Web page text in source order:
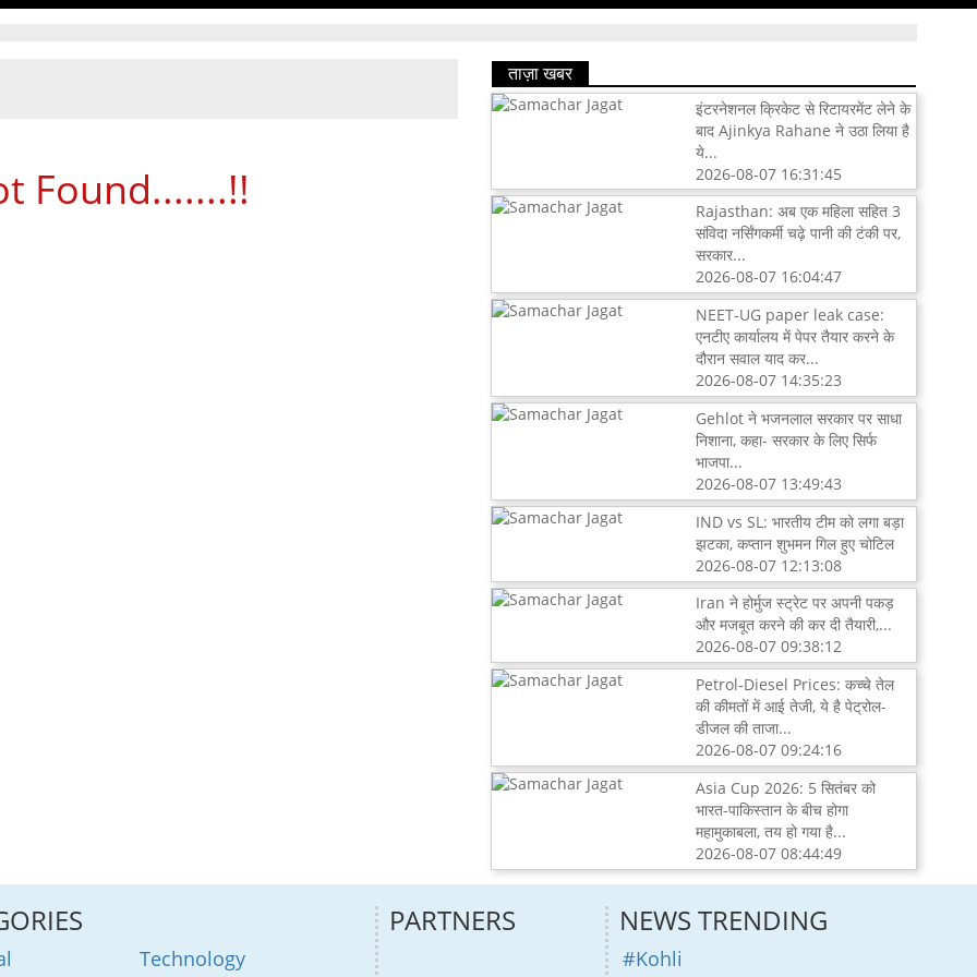
Found.......!!
ताज़ा खबर
इंटरनेशनल क्रिकेट से रिटायरमेंट लेने के
बाद Ajinkya Rahane ने उठा लिया है
ये...
2026-08-07 16:31:45
Rajasthan: अब एक महिला सहित 3
संविदा नर्सिंगकर्मी चढ़े पानी की टंकी पर,
सरकार...
2026-08-07 16:04:47
NEET-UG paper leak case:
एनटीए कार्यालय में पेपर तैयार करने के
दौरान सवाल याद कर...
2026-08-07 14:35:23
Gehlot ने भजनलाल सरकार पर साधा
निशाना, कहा- सरकार के लिए सिर्फ
भाजपा...
2026-08-07 13:49:43
IND vs SL: भारतीय टीम को लगा बड़ा
झटका, कप्तान शुभमन गिल हुए चोटिल
2026-08-07 12:13:08
Iran ने होर्मुज स्ट्रेट पर अपनी पकड़
और मजबूत करने की कर दी तैयारी,...
2026-08-07 09:38:12
Petrol-Diesel Prices: कच्चे तेल
की कीमतों में आई तेजी, ये है पेट्रोल-
डीजल की ताजा...
2026-08-07 09:24:16
Asia Cup 2026: 5 सितंबर को
भारत-पाकिस्तान के बीच होगा
महामुकाबला, तय हो गया है...
2026-08-07 08:44:49
Technology
PARTNERS NEWS TRENDING
#Kohli